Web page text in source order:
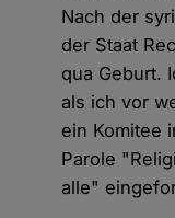
Nach der
der Staat
qua Geburt.
als ich vor
ein Komitee
Parole
alle"